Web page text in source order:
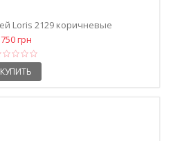
Loris 2129 коричневые
750 грн
КУПИТЬ